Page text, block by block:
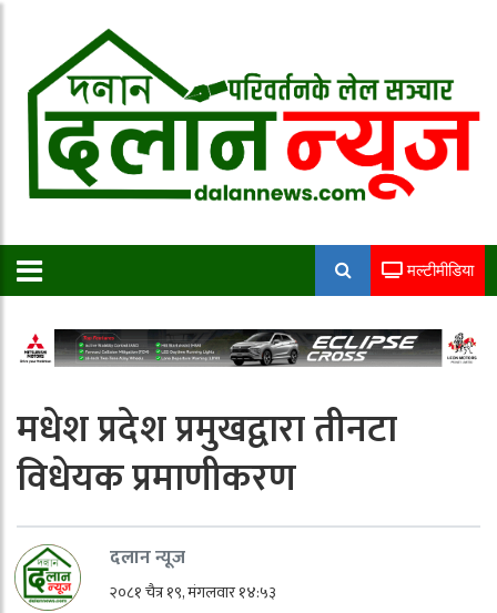
मल्टीमीडिया
मधेश प्रदेश प्रमुखद्वारा तीनटा
विधेयक प्रमाणीकरण
दलान न्यूज
२०८१ चैत्र १९, मंगलवार १४:५३